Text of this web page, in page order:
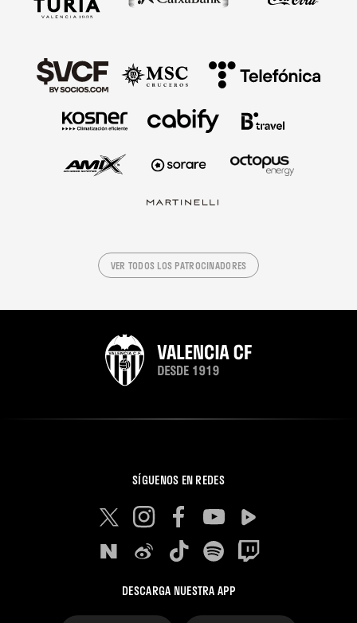
VER TODOS LOS PATROCINADORES
SÍGUENOS EN REDES
DESCARGA NUESTRA APP